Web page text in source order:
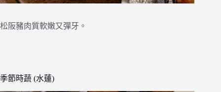
松阪豬肉質軟嫩又彈牙。
季節時蔬 (水蓮)